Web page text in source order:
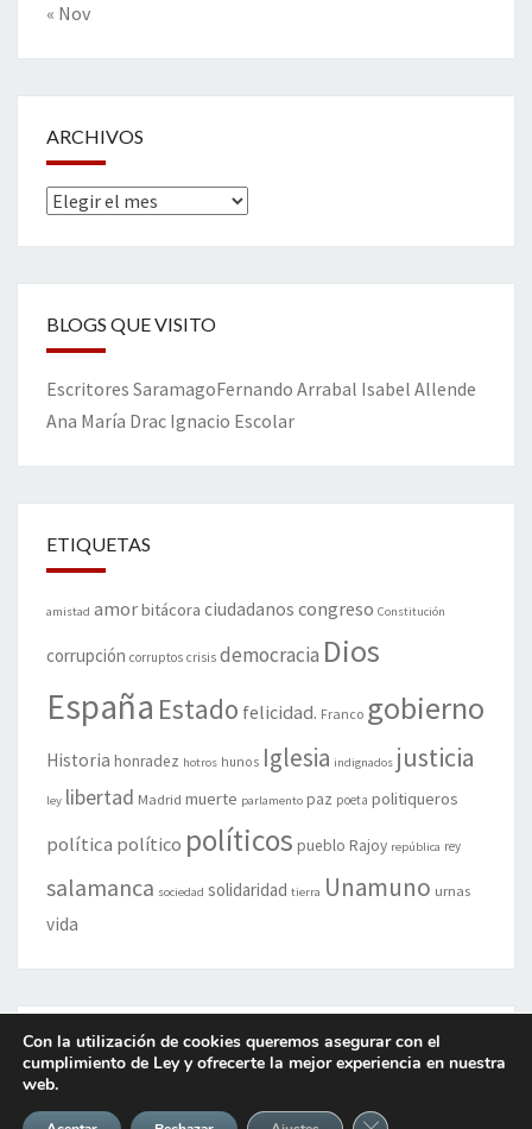
« Nov
ARCHIVOS
Archivos
BLOGS QUE VISITO
Escritores SaramagoFernando Arrabal Isabel Allende
Ana María Drac Ignacio Escolar
ETIQUETAS
amistad amorbitácora ciudadanos congreso Constitución
corrupción corruptos crisis democracia Dios
España Estado felicidad. Franco gobierno
Historia honradez hotros hunos Iglesia indignados justicia
ley libertad Madrid muerte parlamento paz poeta politiqueros
política político políticos pueblo Rajoy república rey
salamanca sociedad solidaridad tierra Unamuno urnas
vida
RSS de las entradas
Con la utilización de cookies queremos asegurar con el
cumplimiento de Ley y ofrecerte la mejor experiencia en nuestra
web.
Cerrar el banner de